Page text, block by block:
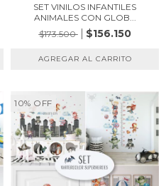
SET VINILOS INFANTILES
ANIMALES CON GLOB...
$173.500
$156.150
10% OFF